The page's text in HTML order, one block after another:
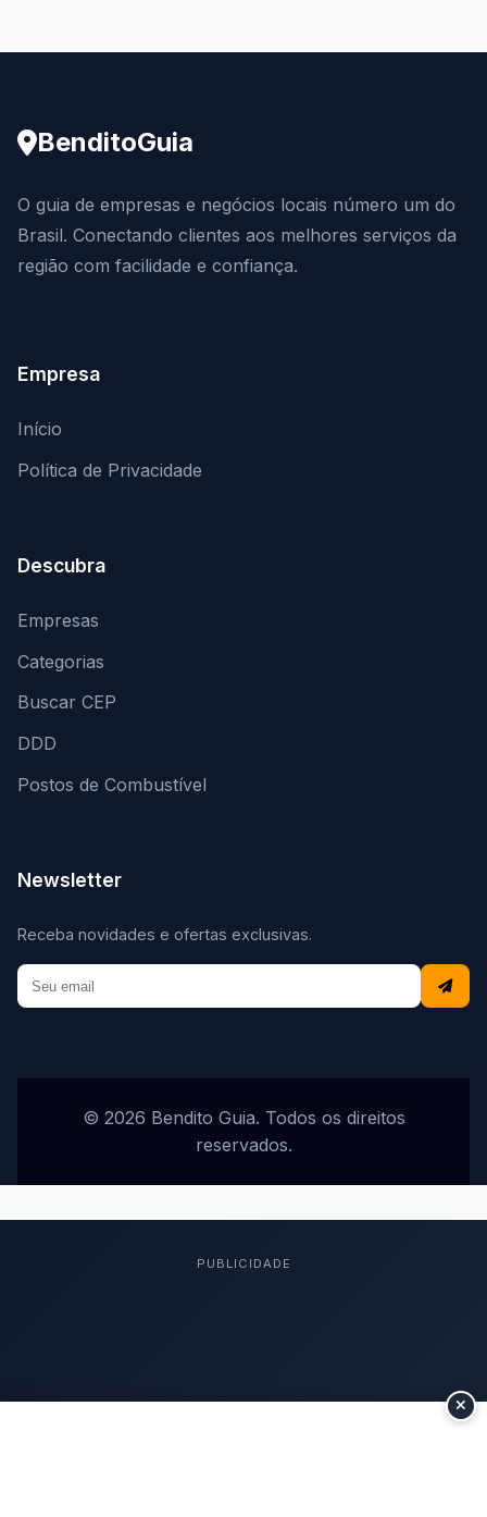
BenditoGuia
O guia de empresas e negócios locais número um do
Brasil. Conectando clientes aos melhores serviços da
região com facilidade e confiança.
Empresa
Início
Política de Privacidade
Descubra
Empresas
Categorias
Buscar CEP
DDD
Postos de Combustível
Newsletter
Receba novidades e ofertas exclusivas.
© 2026 Bendito Guia. Todos os direitos
reservados.